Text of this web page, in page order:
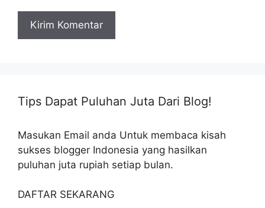
Tips Dapat Puluhan Juta Dari Blog!
Masukan Email anda Untuk membaca kisah
sukses blogger Indonesia yang hasilkan
puluhan juta rupiah setiap bulan.
DAFTAR SEKARANG